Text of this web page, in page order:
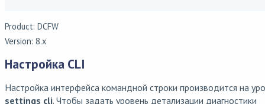
Product: DCFW
Version: 8.x
Настройка CLI
Настройка интерфейса командной строки производится на
settings cli. Чтобы задать уровень детализации диагностики